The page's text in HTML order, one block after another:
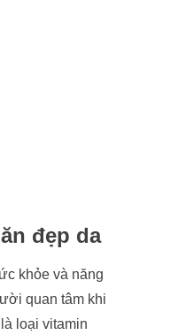
đẹp da
khỏe và năng
quan tâm khi
loại vitamin